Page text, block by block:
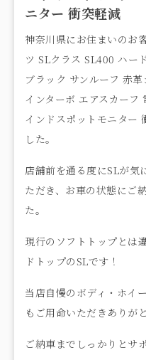
ニター 衝突軽減
神奈川県にお住まいのお
ツ SLクラス SL400 ハー
ブラック サンルーフ 赤
インターボ エアスカーフ
インドスポットモニター
した。
店舗前を通る度にSLが気
ただき、お車の状態にご
た。
現行のソフトトップとは
ドトップのSLです！
当店自慢のボディ・ホイ
もご用命いただきありが
ご納車までしっかりとサ